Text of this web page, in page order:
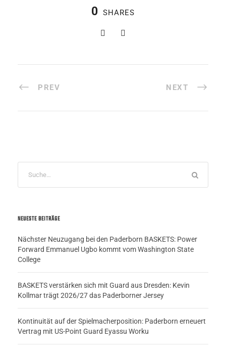
0 SHARES
PREV NEXT
NEUESTE BEITRÄGE
Nächster Neuzugang bei den Paderborn BASKETS: Power
Forward Emmanuel Ugbo kommt vom Washington State
College
BASKETS verstärken sich mit Guard aus Dresden: Kevin
Kollmar trägt 2026/27 das Paderborner Jersey
Kontinuität auf der Spielmacherposition: Paderborn erneuert
Vertrag mit US-Point Guard Eyassu Worku